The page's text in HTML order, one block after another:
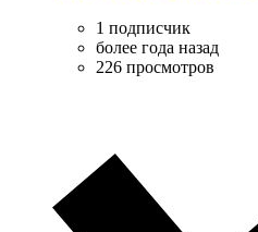
1 подписчик
более года назад
226 просмотров